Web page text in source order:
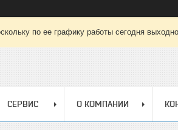
по ее графику работы сегодня
СЕРВИС О КОМПАНИИ